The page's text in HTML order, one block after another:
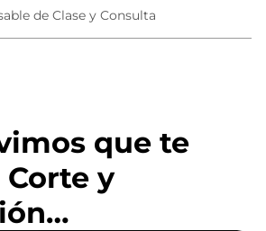
de Clase y Consulta
que te
y